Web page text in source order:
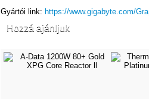
Gyártói link: https://www.gigabyte.com/
Hozzá ajánljuk